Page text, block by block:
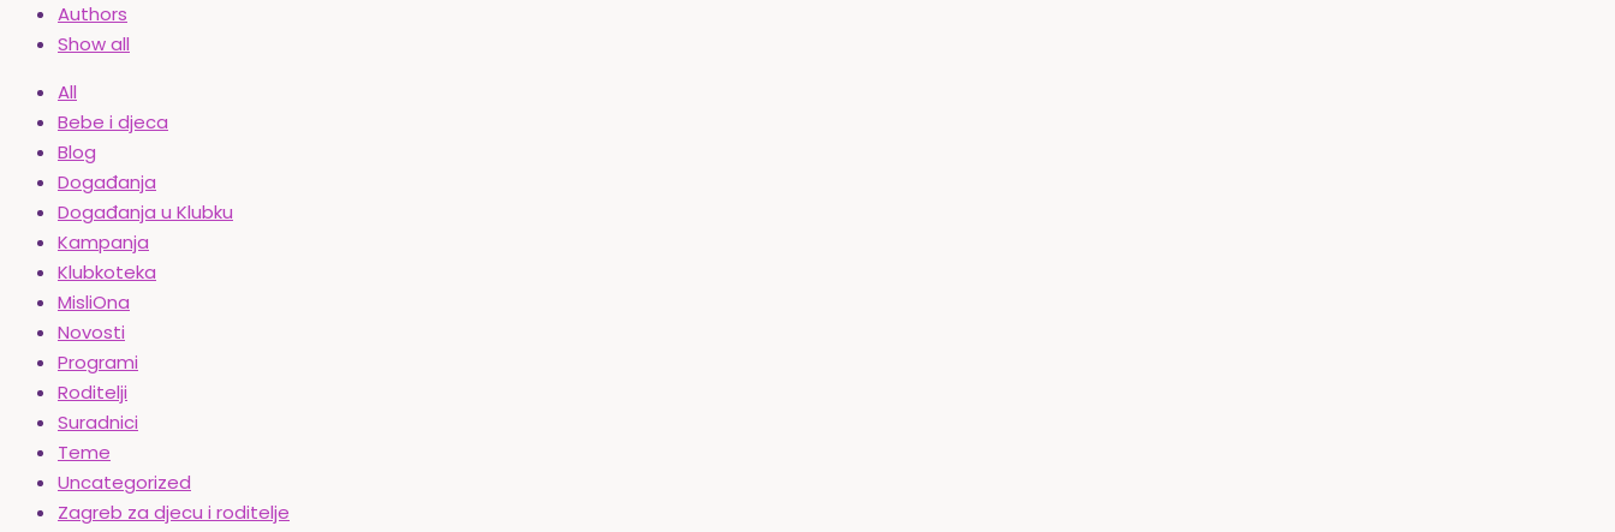
Authors
Show all
All
Bebe i djeca
Blog
Događanja
Događanja u Klubku
Kampanja
Klubkoteka
MisliOna
Novosti
Programi
Roditelji
Suradnici
Teme
Uncategorized
Zagreb za djecu i roditelje